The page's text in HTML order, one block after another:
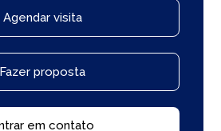
Agendar visita
Fazer proposta
em contato